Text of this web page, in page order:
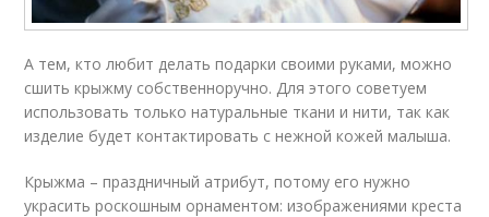
А тем, кто любит делать подарки своими руками, можно
сшить крыжму собственноручно. Для этого советуем
использовать только натуральные ткани и нити, так как
изделие будет контактировать с нежной кожей малыша.
Крыжма – праздничный атрибут, потому его нужно
украсить роскошным орнаментом: изображениями креста